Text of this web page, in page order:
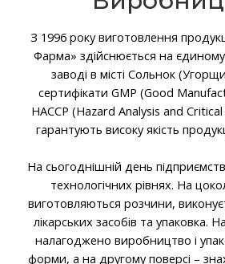
З 1996 року виготовлення
Фарма» здійснюється на
заводі в місті Сольнок
сертифікати GMP (Good
НАССР (Hazard Analysis and Critical
гарантують високу якість
На сьогоднішній день
технологічних рівнях. На
виготовляються розчини,
лікарських засобів та упаковка.
налагоджено виробництво і
форми, а на другому поверсі –